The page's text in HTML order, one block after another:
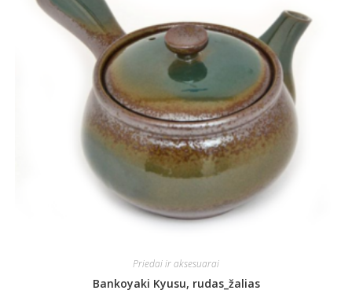
Priedai ir aksesuarai
Bankoyaki Kyusu, rudas_žalias